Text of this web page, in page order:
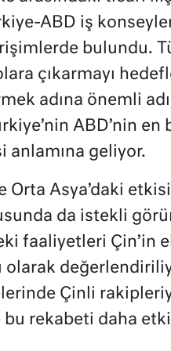
ABD iş
bulundu.
çıkarmayı
adına önemli
ABD’nin en
anlamına geliyor​.
Asya’daki
da istekli
faaliyetleri Çin’in
olarak
Çinli
bu rekabeti daha